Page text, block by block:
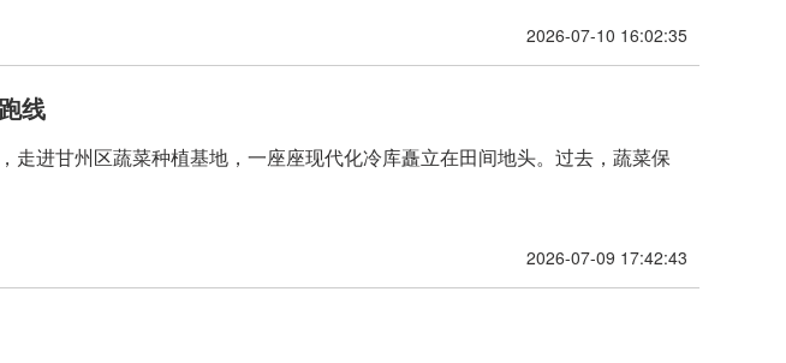
2026-07-10 16:02:35
线
走进甘州区蔬菜种植基地，一座座现代化冷库矗立在田间地头。过去，蔬菜保
2026-07-09 17:42:43